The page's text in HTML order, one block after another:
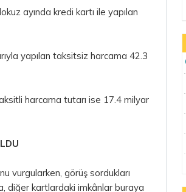
ayında kredi kartı ile yapılan
yapılan taksitsiz harcama 42.3
harcama tutarı ise 17.4 milyar
vurgularken, görüş sordukları
diğer kartlardaki imkânlar buraya